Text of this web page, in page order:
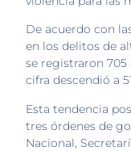
De acuerdo con
en los delitos de
se registraron 705
cifra descendió a
Esta tendencia
tres órdenes de
Nacional,